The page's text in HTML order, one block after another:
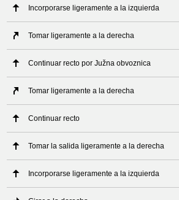
Incorporarse ligeramente a la izquierda
Tomar ligeramente a la derecha
Continuar recto por Južna obvoznica
Tomar ligeramente a la derecha
Continuar recto
Tomar la salida ligeramente a la derecha
Incorporarse ligeramente a la izquierda